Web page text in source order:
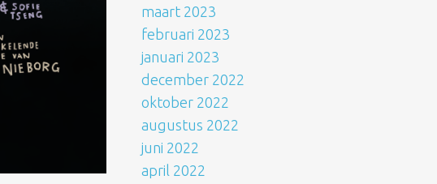
maart 2023
februari 2023
januari 2023
december 2022
oktober 2022
augustus 2022
juni 2022
april 2022